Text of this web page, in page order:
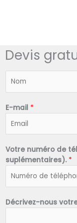
Devis
*
E-mail *
Votre numéro de
suplémentaires). *
Décrivez-nous